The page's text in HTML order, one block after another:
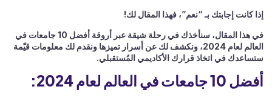
إذا كانت إجابتك بـ “نعم”، فهذا المقال لك!
في هذا المقال، سنأخذك في رحلة شيقة عبر أروقة أفضل 10 جامعات في
العالم لعام 2024، ونكشف لك عن أسرار تميزها ونقدم لك معلومات قيّمة
ستساعدك في اتخاذ قرارك الأكاديمي المُستقبلي.
أفضل 10 جامعات في العالم لعام 2024: